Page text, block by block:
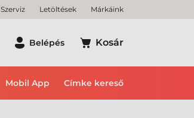
Szerviz Letöltések Márkáink
Belépés Kosár
Mobil App Címke kereső